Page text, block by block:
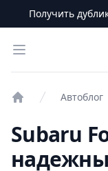
Получить
Open menu
Автоблог
Subaru